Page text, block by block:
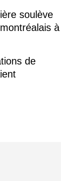
soulève
à
de